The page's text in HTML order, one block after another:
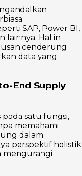
SAP, Power BI,
lainnya. Hal ini
cenderung
data yang
End Supply
satu fungsi,
memahami
dalam
perspektif holistik
mengurangi